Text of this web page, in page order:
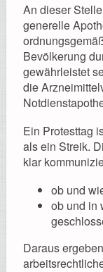
An dieser
generelle
Bevölkerung
gewährleistet
die
Ein Protesttag
als ein Streik.
klar
ob und
ob und in
Daraus